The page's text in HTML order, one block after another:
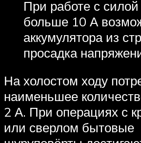
При работе с силой
больше 10 А
аккумулятора из
просадка
На холостом ходу
наименьшее
2 А. При операциях с
или сверлом бытовые